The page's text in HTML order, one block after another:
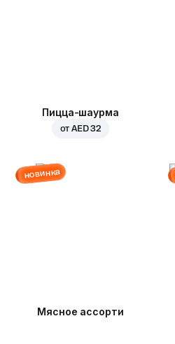
Пицца-шаурма
отAED 32
новинка
Мясное ассорти